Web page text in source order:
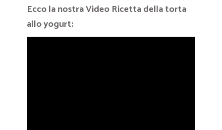
Ecco la nostra Video Ricetta della torta
allo yogurt: